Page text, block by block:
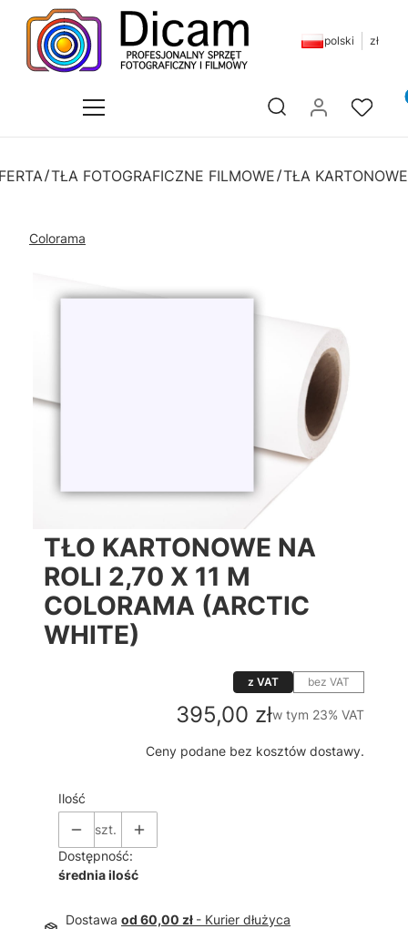
polski zł
Otwórz wyszukiwarkę
TŁA FOTOGRAFICZNE FILMOWE TŁA KARTONOWE
Colorama
TŁO KARTONOWE NA
ROLI 2,70 X 11 M
COLORAMA (ARCTIC
WHITE)
z VAT bez VAT
Cena
395,00 złw tym 23% VAT
w tym 23% VAT
Ceny podane bez kosztów dostawy.
Ilość
szt.
Dostępność:
średnia ilość
Dostawa od 60,00 zł - Kurier dłużyca